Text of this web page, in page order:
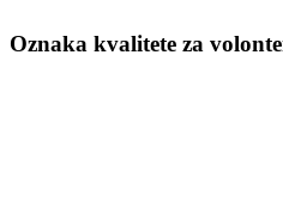
Oznaka kvalitete za